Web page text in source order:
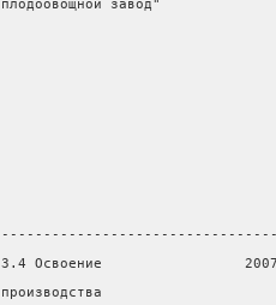
плодоовощной завод"
3.4 Освоение
производства